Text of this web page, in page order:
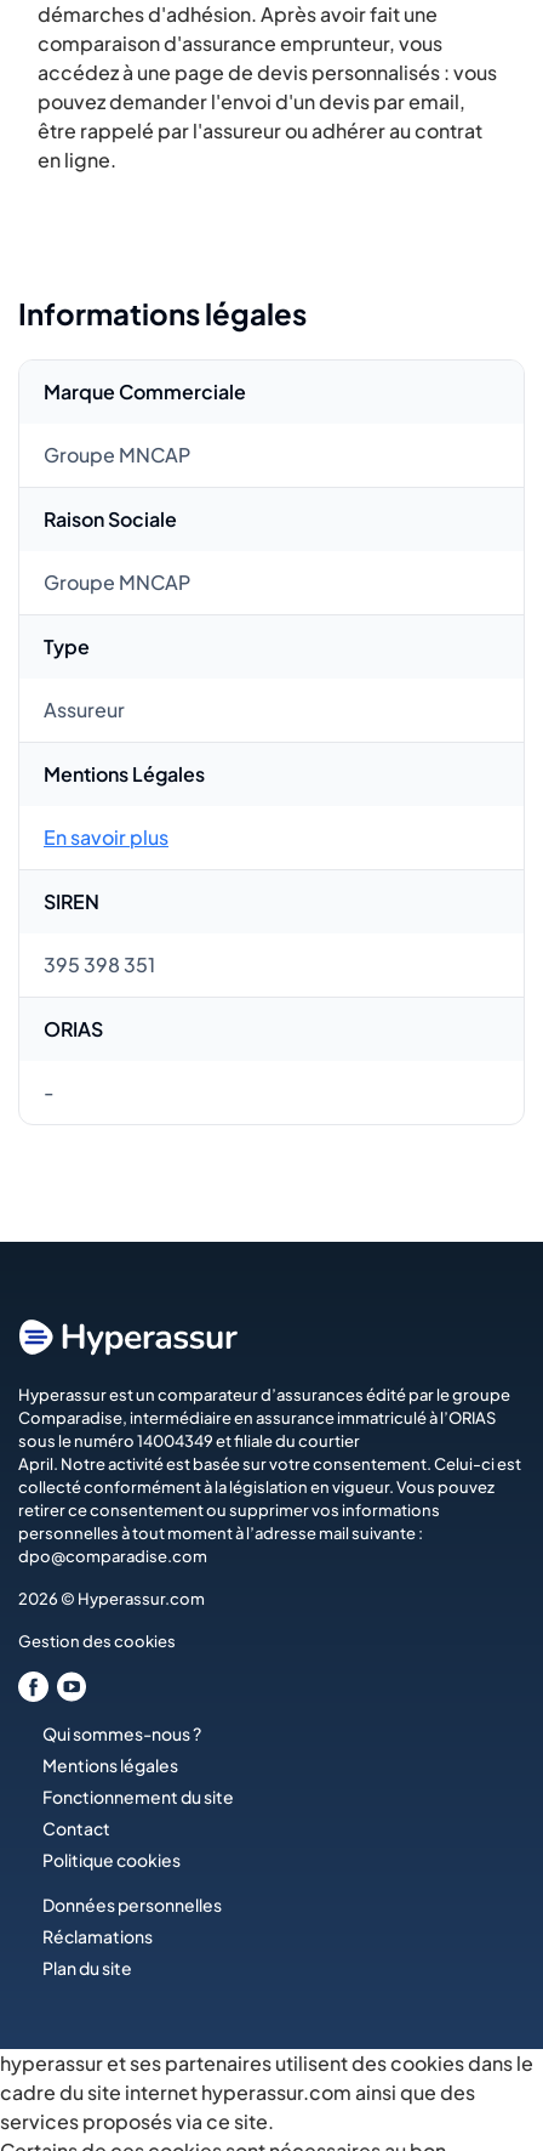
démarches d'adhésion. Après avoir fait une
comparaison d'assurance emprunteur, vous
accédez à une page de devis personnalisés : vous
pouvez demander l'envoi d'un devis par email,
être rappelé par l'assureur ou adhérer au contrat
en ligne.
Informations légales
Marque Commerciale
Groupe MNCAP
Raison Sociale
Groupe MNCAP
Type
Assureur
Mentions Légales
En savoir plus
SIREN
395 398 351
ORIAS
-
Hyperassur est un comparateur d’assurances édité par le groupe
Comparadise, intermédiaire en assurance immatriculé à l’ORIAS
sous le numéro 14004349 et filiale du courtier
April. Notre activité est basée sur votre consentement. Celui-ci est
collecté conformément à la législation en vigueur. Vous pouvez
retirer ce consentement ou supprimer vos informations
personnelles à tout moment à l’adresse mail suivante :
dpo@comparadise.com
2026 © Hyperassur.com
Gestion des cookies
Qui sommes-nous ?
Mentions légales
Fonctionnement du site
Contact
Politique cookies
Données personnelles
Réclamations
Plan du site
hyperassur et ses partenaires utilisent des cookies dans le
cadre du site internet hyperassur.com ainsi que des
services proposés via ce site.